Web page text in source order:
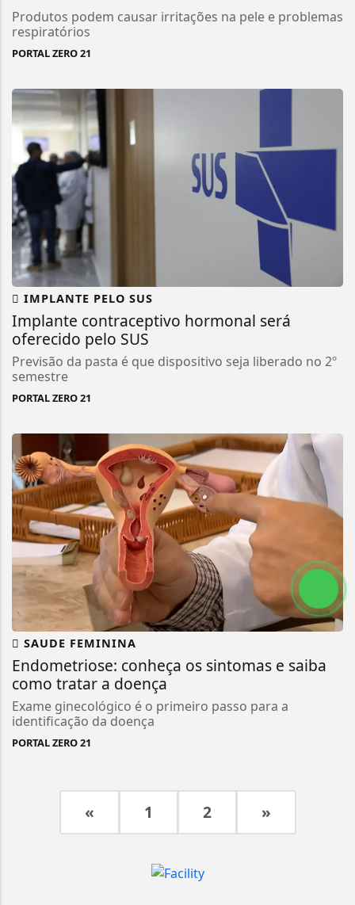
Produtos podem causar irritações na pele e problemas
respiratórios
PORTAL ZERO 21
IMPLANTE PELO SUS
Implante contraceptivo hormonal será
oferecido pelo SUS
Previsão da pasta é que dispositivo seja liberado no 2º
semestre
PORTAL ZERO 21
SAUDE FEMININA
Endometriose: conheça os sintomas e saiba
como tratar a doença
Exame ginecológico é o primeiro passo para a
identificação da doença
PORTAL ZERO 21
« 1 2 »